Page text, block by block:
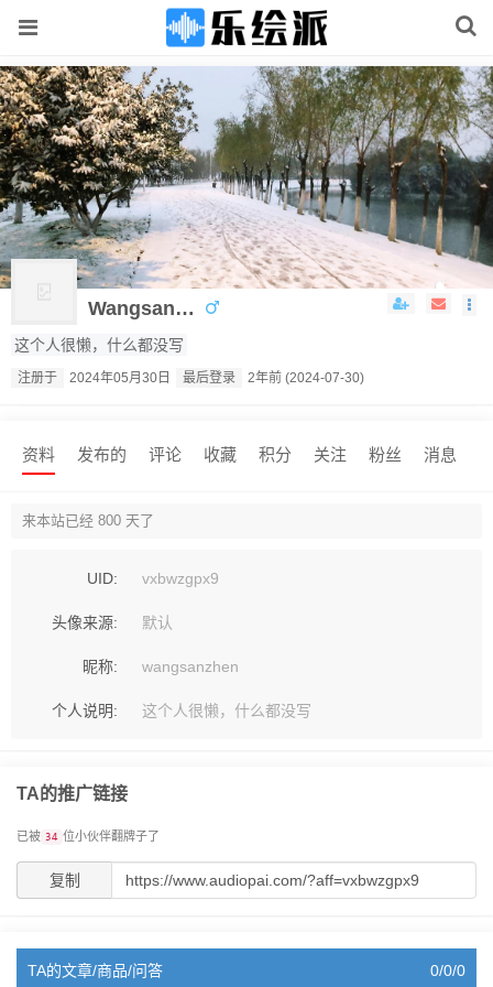
Wangsanzhen
这个人很懒，什么都没写
注册于 2024年05月30日 最后登录 2年前 (2024-07-30)
资料 发布的 评论 收藏 积分 关注 粉丝 消息
来本站已经 800 天了
UID: vxbwzgpx9
头像来源: 默认
昵称: wangsanzhen
个人说明: 这个人很懒，什么都没写
TA的推广链接
已被 34 位小伙伴翻牌子了
复制
TA的文章/商品/问答 0/0/0